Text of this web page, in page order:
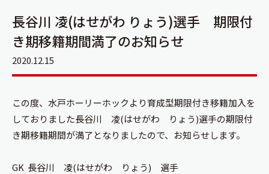
長谷川 凌(はせがわ りょう)選手 期限付
き期移籍期間満了のお知らせ
2020.12.15
この度、水戸ホーリーホックより育成型期限付き移籍加入を
しておりました長谷川 凌(はせがわ りょう)選手の期限付
き期移籍期間が満了となりましたので、お知らせします。
GK 長谷川 凌(はせがわ りょう) 選手